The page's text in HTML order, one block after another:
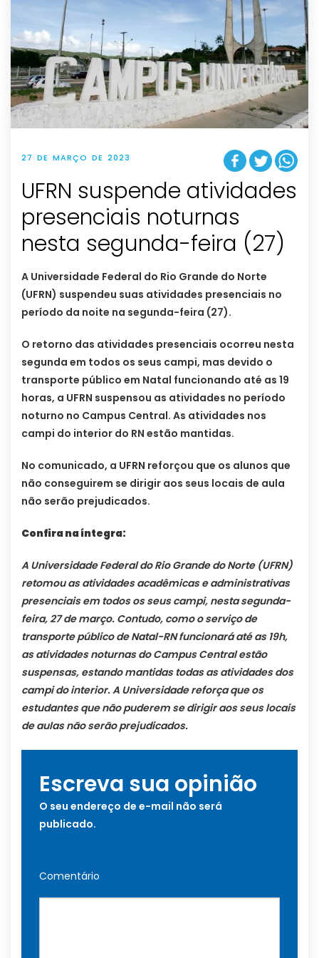
27 DE MARÇO DE 2023
UFRN suspende atividades
presenciais noturnas
nesta segunda-feira (27)
A Universidade Federal do Rio Grande do Norte
(UFRN) suspendeu suas atividades presenciais no
período da noite na segunda-feira (27).
O retorno das atividades presenciais ocorreu nesta
segunda em todos os seus campi, mas devido o
transporte público em Natal funcionando até as 19
horas, a UFRN suspensou as atividades no período
noturno no Campus Central. As atividades nos
campi do interior do RN estão mantidas.
No comunicado, a UFRN reforçou que os alunos que
não conseguirem se dirigir aos seus locais de aula
não serão prejudicados.
Confira na íntegra:
A Universidade Federal do Rio Grande do Norte (UFRN)
retomou as atividades acadêmicas e administrativas
presenciais em todos os seus campi, nesta segunda-
feira, 27 de março. Contudo, como o serviço de
transporte público de Natal-RN funcionará até as 19h,
as atividades noturnas do Campus Central estão
suspensas, estando mantidas todas as atividades dos
campi do interior. A Universidade reforça que os
estudantes que não puderem se dirigir aos seus locais
de aulas não serão prejudicados.
Escreva sua opinião
O seu endereço de e-mail não será
publicado.
Comentário